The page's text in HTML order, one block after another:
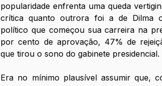
popularidade enfrenta uma queda
crítica quanto outrora foi a de Dilma
político que começou sua carreira na
por cento de aprovação, 47% de
que tirou o sono do gabinete presidencial.
Era no mínimo plausível assumir que,